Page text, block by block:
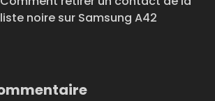
liste noire sur Samsung A42